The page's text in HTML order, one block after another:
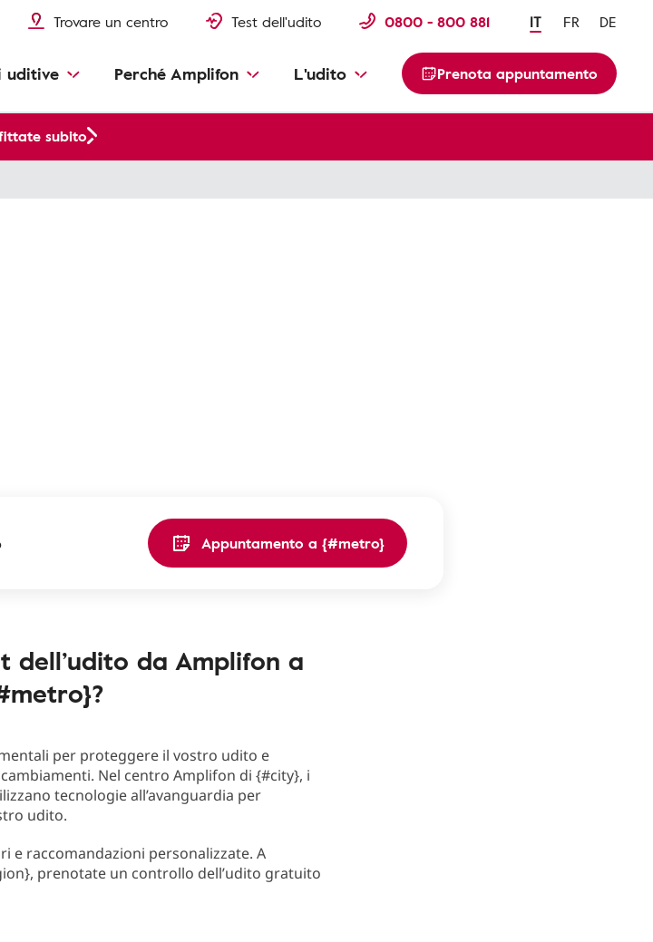
Trovare un centro Test dell'udito 0800 - 800 881 IT FR DE
uditive Perché Amplifon L'udito Prenota appuntamento
subito
Appuntamento a {#metro}
dell’udito da Amplifon a
per proteggere il vostro udito e
Nel centro Amplifon di {#city}, i
tecnologie all’avanguardia per
udito.
e raccomandazioni personalizzate. A
prenotate un controllo dell’udito gratuito